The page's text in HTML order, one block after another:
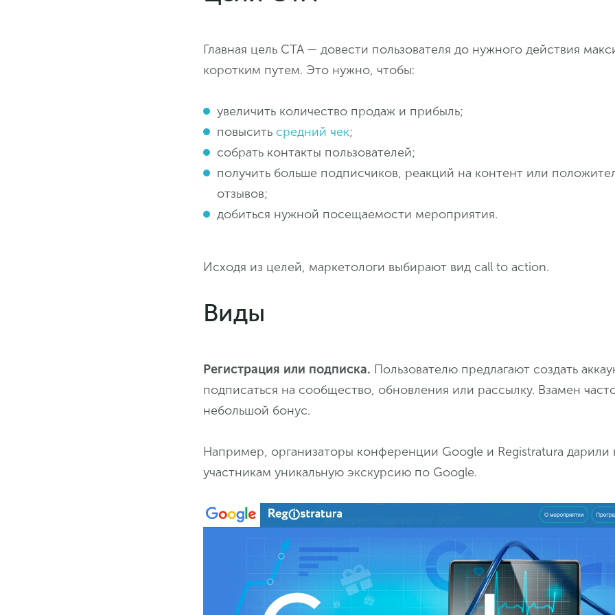
Главная цель CTA — довести пользователя до нужного действия
коротким путем. Это нужно, чтобы:
увеличить количество продаж и прибыль;
повысить средний чек;
собрать контакты пользователей;
получить больше подписчиков, реакций на контент или
отзывов;
добиться нужной посещаемости мероприятия.
Исходя из целей, маркетологи выбирают вид call to action.
Виды
Регистрация или подписка. Пользователю предлагают создать
подписаться на сообщество, обновления или рассылку. Взамен
небольшой бонус.
Например, организаторы конференции Google и Registratura дарили
участникам уникальную экскурсию по Google.